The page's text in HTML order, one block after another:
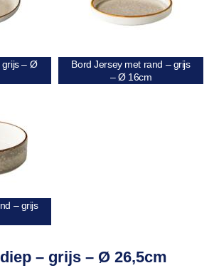
grijs – Ø
Bord Jersey met rand – grijs
– Ø 16cm
– grijs
– grijs – Ø 26,5cm